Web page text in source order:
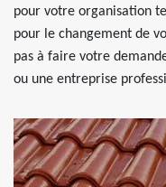
pour votre organisation
pour le changement de
pas à faire votre
ou une entreprise